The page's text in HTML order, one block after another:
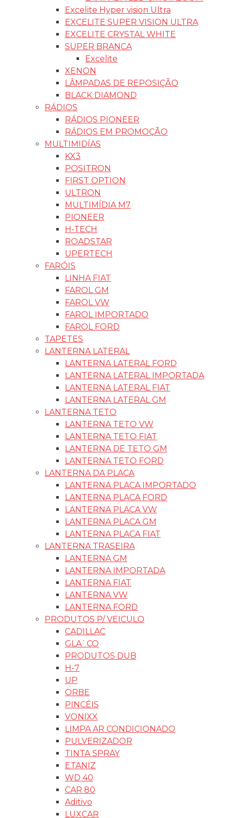
Excelite Hyper vision Ultra
EXCELITE SUPER VISION ULTRA
EXCELITE CRYSTAL WHITE
SUPER BRANCA
Excelite
XENON
LÂMPADAS DE REPOSIÇÃO
BLACK DIAMOND
RÁDIOS
RÁDIOS PIONEER
RÁDIOS EM PROMOÇÃO
MULTIMIDÍAS
KX3
POSITRON
FIRST OPTION
ULTRON
MULTIMÍDIA M7
PIONEER
H-TECH
ROADSTAR
UPERTECH
FARÓIS
LINHA FIAT
FAROL GM
FAROL VW
FAROL IMPORTADO
FAROL FORD
TAPETES
LANTERNA LATERAL
LANTERNA LATERAL FORD
LANTERNA LATERAL IMPORTADA
LANTERNA LATERAL FIAT
LANTERNA LATERAL GM
LANTERNA TETO
LANTERNA TETO VW
LANTERNA TETO FIAT
LANTERNA DE TETO GM
LANTERNA TETO FORD
LANTERNA DA PLACA
LANTERNA PLACA IMPORTADO
LANTERNA PLACA FORD
LANTERNA PLACA VW
LANTERNA PLACA GM
LANTERNA PLACA FIAT
LANTERNA TRASEIRA
LANTERNA GM
LANTERNA IMPORTADA
LANTERNA FIAT
LANTERNA VW
LANTERNA FORD
PRODUTOS P/ VEICULO
CADILLAC
GLA`CO
PRODUTOS DUB
H-7
UP
ORBE
PINCÉIS
VONIXX
LIMPA AR CONDICIONADO
PULVERIZADOR
TINTA SPRAY
ETANIZ
WD 40
CAR 80
Aditivo
LUXCAR